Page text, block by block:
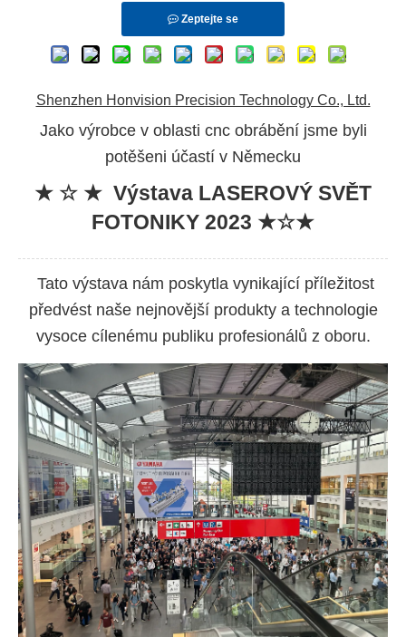
Zeptejte se
Shenzhen Honvision Precision Technology Co., Ltd.
Jako výrobce v oblasti cnc obrábění jsme byli
potěšeni účastí v Německu
★ ☆ ★ Výstava LASEROVÝ SVĚT
FOTONIKY 2023 ★☆★
Tato výstava nám poskytla vynikající příležitost
předvést naše nejnovější produkty a technologie
vysoce cílenému publiku profesionálů z oboru.